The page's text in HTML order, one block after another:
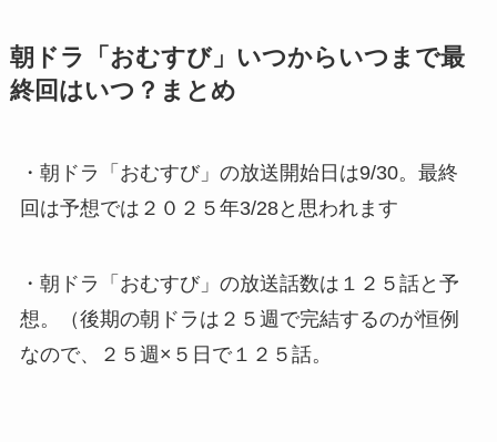
朝ドラ「おむすび」いつからいつまで最
終回はいつ？まとめ
・朝ドラ「おむすび」の放送開始日は9/30。最終
回は予想では２０２５年3/28と思われます
・朝ドラ「おむすび」の放送話数は１２５話と予
想。（後期の朝ドラは２５週で完結するのが恒例
なので、２５週×５日で１２５話。